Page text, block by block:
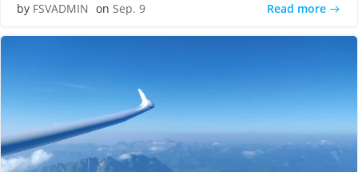
by FSVADMIN on Sep. 9 Read more